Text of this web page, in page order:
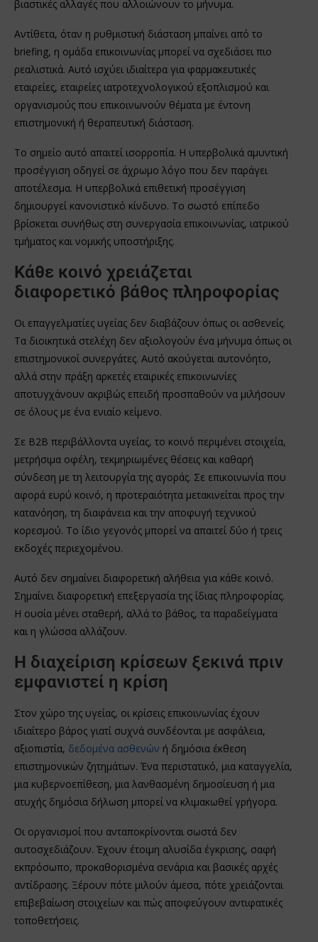
βιαστικές αλλαγές που αλλοιώνουν το μήνυμα.
Αντίθετα, όταν η ρυθμιστική διάσταση μπαίνει από το
briefing, η ομάδα επικοινωνίας μπορεί να σχεδιάσει πιο
ρεαλιστικά. Αυτό ισχύει ιδιαίτερα για φαρμακευτικές
εταιρείες, εταιρείες ιατροτεχνολογικού εξοπλισμού και
οργανισμούς που επικοινωνούν θέματα με έντονη
επιστημονική ή θεραπευτική διάσταση.
Το σημείο αυτό απαιτεί ισορροπία. Η υπερβολικά αμυντική
προσέγγιση οδηγεί σε άχρωμο λόγο που δεν παράγει
αποτέλεσμα. Η υπερβολικά επιθετική προσέγγιση
δημιουργεί κανονιστικό κίνδυνο. Το σωστό επίπεδο
βρίσκεται συνήθως στη συνεργασία επικοινωνίας, ιατρικού
τμήματος και νομικής υποστήριξης.
Κάθε κοινό χρειάζεται
διαφορετικό βάθος πληροφορίας
Οι επαγγελματίες υγείας δεν διαβάζουν όπως οι ασθενείς.
Τα διοικητικά στελέχη δεν αξιολογούν ένα μήνυμα όπως οι
επιστημονικοί συνεργάτες. Αυτό ακούγεται αυτονόητο,
αλλά στην πράξη αρκετές εταιρικές επικοινωνίες
αποτυγχάνουν ακριβώς επειδή προσπαθούν να μιλήσουν
σε όλους με ένα ενιαίο κείμενο.
Σε B2B περιβάλλοντα υγείας, το κοινό περιμένει στοιχεία,
μετρήσιμα οφέλη, τεκμηριωμένες θέσεις και καθαρή
σύνδεση με τη λειτουργία της αγοράς. Σε επικοινωνία που
αφορά ευρύ κοινό, η προτεραιότητα μετακινείται προς την
κατανόηση, τη διαφάνεια και την αποφυγή τεχνικού
κορεσμού. Το ίδιο γεγονός μπορεί να απαιτεί δύο ή τρεις
εκδοχές περιεχομένου.
Αυτό δεν σημαίνει διαφορετική αλήθεια για κάθε κοινό.
Σημαίνει διαφορετική επεξεργασία της ίδιας πληροφορίας.
Η ουσία μένει σταθερή, αλλά το βάθος, τα παραδείγματα
και η γλώσσα αλλάζουν.
Η διαχείριση κρίσεων ξεκινά πριν
εμφανιστεί η κρίση
Στον χώρο της υγείας, οι κρίσεις επικοινωνίας έχουν
ιδιαίτερο βάρος γιατί συχνά συνδέονται με ασφάλεια,
αξιοπιστία, δεδομένα ασθενών ή δημόσια έκθεση
επιστημονικών ζητημάτων. Ένα περιστατικό, μια καταγγελία,
μια κυβερνοεπίθεση, μια λανθασμένη δημοσίευση ή μια
ατυχής δημόσια δήλωση μπορεί να κλιμακωθεί γρήγορα.
Οι οργανισμοί που ανταποκρίνονται σωστά δεν
αυτοσχεδιάζουν. Έχουν έτοιμη αλυσίδα έγκρισης, σαφή
εκπρόσωπο, προκαθορισμένα σενάρια και βασικές αρχές
αντίδρασης. Ξέρουν πότε μιλούν άμεσα, πότε χρειάζονται
επιβεβαίωση στοιχείων και πώς αποφεύγουν αντιφατικές
τοποθετήσεις.